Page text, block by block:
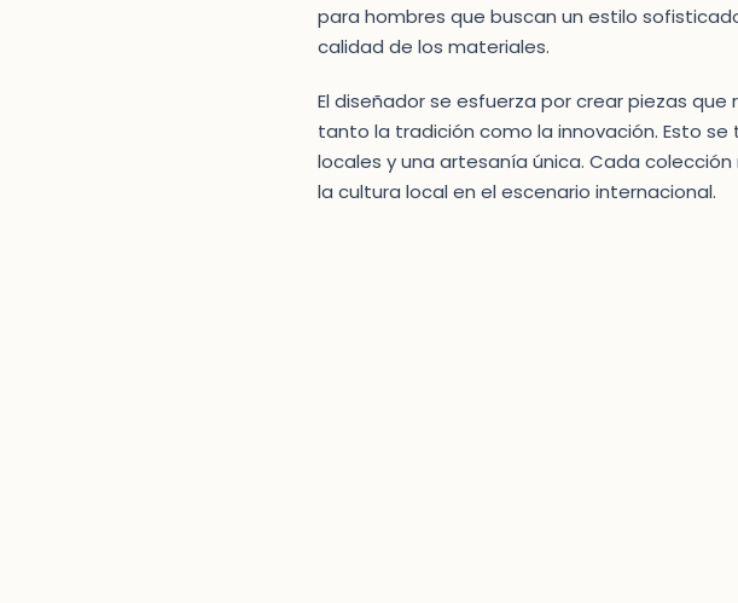
para hombres que buscan un estilo
calidad de los materiales.
El diseñador se esfuerza por crear piezas
tanto la tradición como la innovación. Esto
locales y una artesanía única. Cada
la cultura local en el escenario internacional.